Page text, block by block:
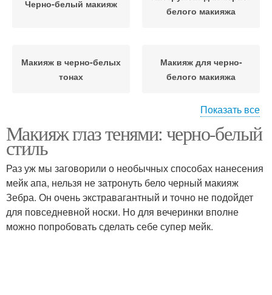
Черно-белый макияж
белого макияжа
Макияж в черно-белых
тонах
Макияж для черно-
белого макияжа
черно-белому макияжу
Черно-белый смок
Показать все
Макияж глаз тенями: черно-белый
стиль
Раз уж мы заговорили о необычных способах нанесения
мейк апа, нельзя не затронуть бело черный макияж
Зебра. Он очень экстравагантный и точно не подойдет
для повседневной носки. Но для вечеринки вполне
можно попробовать сделать себе супер мейк.